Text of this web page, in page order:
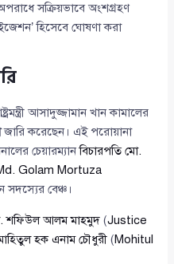
সক্রিয়ভাবে অংশগ্রহণ
হিসেবে ঘোষণা করা
আসাদুজ্জামান খান কামালের
জারি করেছেন। এই পরোয়ানা
চেয়ারম্যানবিচারপতি মো.
Golam Mortuza
সদস্যের বেঞ্চ।
শফিউল আলম মাহমুদ (Justice
হক এনাম চৌধুরী (Mohitul